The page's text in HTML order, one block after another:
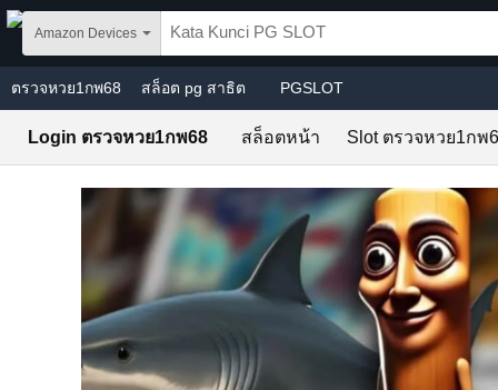
Skip to main content
Amazon Devices
ตรวจหวย1กพ68 สล็อต pg สาธิต PGSLOT
Login ตรวจหวย1กพ68 สล็อตหน้า Slot ตรวจหวย1กพ